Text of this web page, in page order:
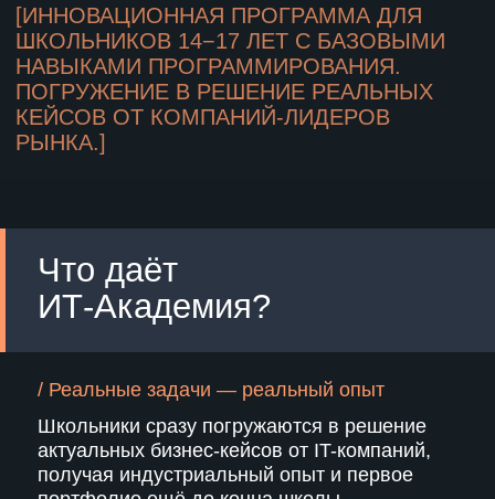
Ежедневная проектная деятельность
под руководством наставников
Презентация готового проекта,
экспертная оценка, вступление
в сообщество выпускников